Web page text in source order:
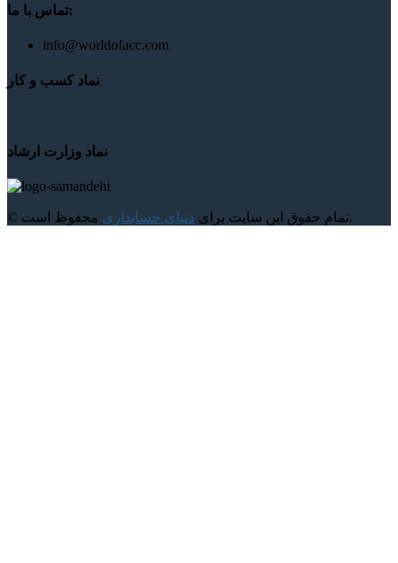
تماس با ما:
info@worldofacc.com
نماد کسب و کار
نماد وزارت ارشاد
© تمام حقوق این سایت برای دنیای حسابداری محفوظ است.